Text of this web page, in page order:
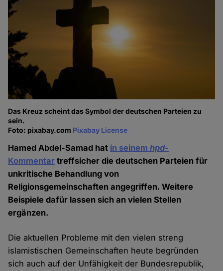
Das Kreuz scheint das Symbol der deutschen Parteien zu
sein.
Foto: pixabay.com Pixabay License
Hamed Abdel-Samad hat in seinemhpd-
Kommentar treffsicher die deutschen Parteien für
unkritische Behandlung von
Religionsgemeinschaften angegriffen. Weitere
Beispiele dafür lassen sich an vielen Stellen
ergänzen.
Die aktuellen Probleme mit den vielen streng
islamistischen Gemeinschaften heute begründen
sich auch auf der Unfähigkeit der Bundesrepublik,